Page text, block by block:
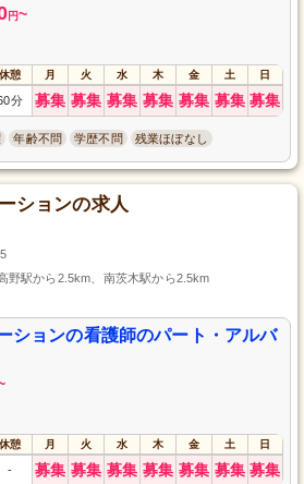
円~
休憩 月 火 水 木 金 土 日
分 募集 募集 募集 募集 募集 募集 募集
年齢不問 学歴不問 残業ほぼなし
ションの求人
野駅から2.5km、南茨木駅から2.5km
ションの看護師のパート・アルバ
休憩 月 火 水 木 金 土 日
- 募集 募集 募集 募集 募集 募集 募集